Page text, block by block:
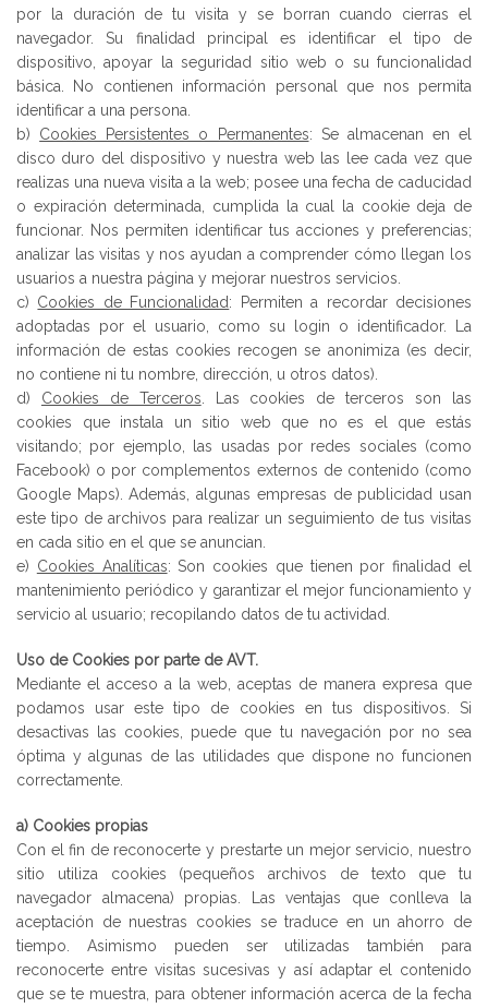
por la duración de tu visita y se borran cuando cierras el
navegador. Su finalidad principal es identificar el tipo de
dispositivo, apoyar la seguridad sitio web o su funcionalidad
básica. No contienen información personal que nos permita
identificar a una persona.
b) Cookies Persistentes o Permanentes: Se almacenan en el
disco duro del dispositivo y nuestra web las lee cada vez que
realizas una nueva visita a la web; posee una fecha de caducidad
o expiración determinada, cumplida la cual la cookie deja de
funcionar. Nos permiten identificar tus acciones y preferencias;
analizar las visitas y nos ayudan a comprender cómo llegan los
usuarios a nuestra página y mejorar nuestros servicios.
c) Cookies de Funcionalidad: Permiten a recordar decisiones
adoptadas por el usuario, como su login o identificador. La
información de estas cookies recogen se anonimiza (es decir,
no contiene ni tu nombre, dirección, u otros datos).
d) Cookies de Terceros . Las cookies de terceros son las
cookies que instala un sitio web que no es el que estás
visitando; por ejemplo, las usadas por redes sociales (como
Facebook) o por complementos externos de contenido (como
Google Maps). Además, algunas empresas de publicidad usan
este tipo de archivos para realizar un seguimiento de tus visitas
en cada sitio en el que se anuncian.
e) Cookies Analíticas: Son cookies que tienen por finalidad el
mantenimiento periódico y garantizar el mejor funcionamiento y
servicio al usuario; recopilando datos de tu actividad.
Uso de Cookies por parte de AVT.
Mediante el acceso a la web, aceptas de manera expresa que
podamos usar este tipo de cookies en tus dispositivos. Si
desactivas las cookies, puede que tu navegación por no sea
óptima y algunas de las utilidades que dispone no funcionen
correctamente.
a) Cookies propias
Con el fin de reconocerte y prestarte un mejor servicio, nuestro
sitio utiliza cookies (pequeños archivos de texto que tu
navegador almacena) propias. Las ventajas que conlleva la
aceptación de nuestras cookies se traduce en un ahorro de
tiempo. Asimismo pueden ser utilizadas también para
reconocerte entre visitas sucesivas y así adaptar el contenido
que se te muestra, para obtener información acerca de la fecha